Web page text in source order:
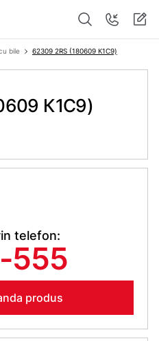
bile 62309 2RS (180609 К1С9)
К1С9)
telefon:
555
produs